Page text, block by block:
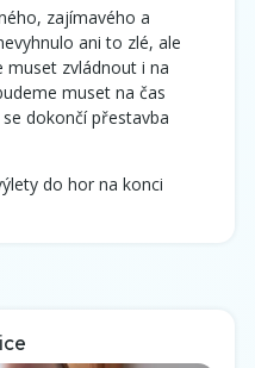
zajímavého a
ani to zlé, ale
muset zvládnout i na
muset na čas
dokončí přestavba
do hor na konci